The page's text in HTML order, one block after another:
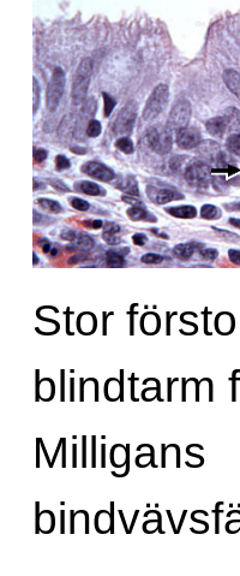
Stor
blindtarm
Milligans